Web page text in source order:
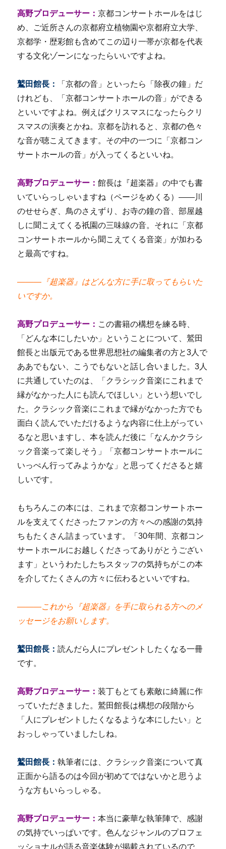
高野プロデューサー：京都コンサートホールをはじ
め、ご近所さんの京都府立植物園や京都府立大学、
京都学・歴彩館も含めてこの辺り一帯が京都を代表
する文化ゾーンになったらいいですよね。
鷲田館長：
「京都の音」といったら「除夜の鐘」だ
けれども、「京都コンサートホールの音」ができる
といいですよね。例えばクリスマスになったらクリ
スマスの演奏とかね。京都を訪れると、京都の色々
な音が聴こえてきます。その中の一つに「京都コン
サートホールの音」が入ってくるといいね。
高野プロデューサー：館長は『超楽器』の中でも書
いていらっしゃいますね（ページをめくる）――川
のせせらぎ、鳥のさえずり、お寺の鐘の音、部屋越
しに聞こえてくる祇園の三味線の音。それに「京都
コンサートホールから聞こえてくる音楽」が加わる
と最高ですね。
―――『超楽器』はどんな方に手に取ってもらいた
いですか。
高野プロデューサー： この書籍の構想を練る時、
「どんな本にしたいか」ということについて、鷲田
館長と出版元である世界思想社の編集者の方と3人で
ああでもない、こうでもないと話し合いました。3人
に共通していたのは、「クラシック音楽にこれまで
縁がなかった人にも読んでほしい」という想いでし
た。クラシック音楽にこれまで縁がなかった方でも
面白く読んでいただけるような内容に仕上がってい
るなと思いますし、本を読んだ後に「なんかクラシ
ック音楽って楽しそう」「京都コンサートホールに
いっぺん行ってみようかな」と思ってくださると嬉
しいです。
もちろんこの本には、これまで京都コンサートホー
ルを支えてくださったファンの方々への感謝の気持
ちもたくさん詰まっています。「30年間、京都コン
サートホールにお越しくださってありがとうござい
ます」というわたしたちスタッフの気持ちがこの本
を介してたくさんの方々に伝わるといいですね。
―――これから『超楽器』を手に取られる方へのメ
ッセージをお願いします。
鷲田館長：読んだら人にプレゼントしたくなる一冊
です。
高野プロデューサー：装丁もとても素敵に綺麗に作
っていただきました。鷲田館長は構想の段階から
「人にプレゼントしたくなるような本にしたい」と
おっしゃっていましたしね。
鷲田館長：執筆者には、クラシック音楽について真
正面から語るのは今回が初めてではないかと思うよ
うな方もいらっしゃる。
高野プロデューサー：本当に豪華な執筆陣で、感謝
の気持でいっぱいです。色んなジャンルのプロフェ
ッショナルが語る音楽体験が掲載されているので、